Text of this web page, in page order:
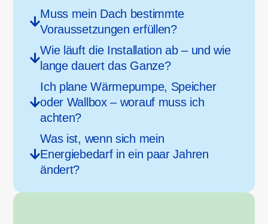
Muss mein Dach bestimmte
Voraussetzungen erfüllen?
Wie läuft die Installation ab – und wie
lange dauert das Ganze?
Ich plane Wärmepumpe, Speicher
oder Wallbox – worauf muss ich
achten?
Was ist, wenn sich mein
Energiebedarf in ein paar Jahren
ändert?